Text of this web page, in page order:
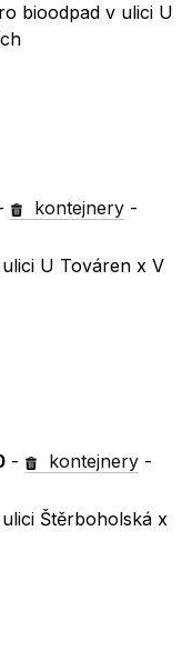
bioodpad v ulici U
kontejnery -
U Továren x V
- kontejnery -
Štěrboholská x